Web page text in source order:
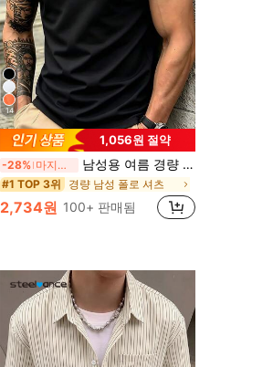
14
1,056원 절약
-28% 마지막 3일 남성용 여름 경량 원단 폴로 셔츠 | 슬림핏 반팔 솔리드 컬러 칼라 탑, 일상, 출퇴근, 사무실, 가벼운 스포츠 및 비치웨어에 적합, 스마트 캐주얼
#1 TOP 3위 경량 남성 폴로 셔츠
2,734원 100+ 판매됨